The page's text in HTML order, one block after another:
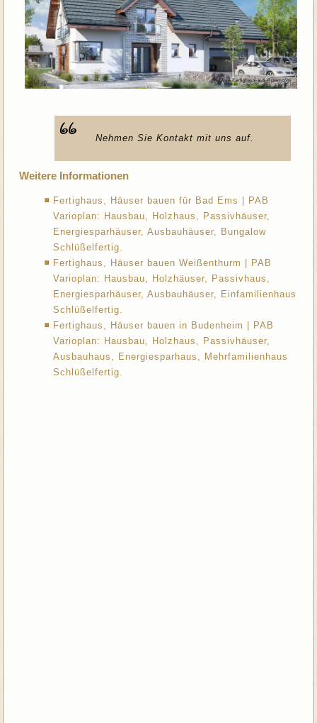
Nehmen Sie Kontakt mit uns auf.
Weitere Informationen
Fertighaus, Häuser bauen für Bad Ems | PAB
Varioplan: Hausbau, Holzhaus, Passivhäuser,
Energiesparhäuser, Ausbauhäuser, Bungalow
Schlüßelfertig.
Fertighaus, Häuser bauen Weißenthurm | PAB
Varioplan: Hausbau, Holzhäuser, Passivhaus,
Energiesparhäuser, Ausbauhäuser, Einfamilienhaus
Schlüßelfertig.
Fertighaus, Häuser bauen in Budenheim | PAB
Varioplan: Hausbau, Holzhaus, Passivhäuser,
Ausbauhaus, Energiesparhaus, Mehrfamilienhaus
Schlüßelfertig.